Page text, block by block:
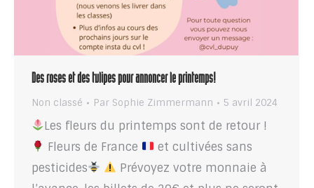
Des roses et des tulipes pour annoncer le printemps!
Non classé Par Sophie Zimmermann 5 avril 2024
Les fleurs du printemps sont de retour !
Fleurs de France
et cultivées sans
pesticides
Prévoyez votre monnaie à